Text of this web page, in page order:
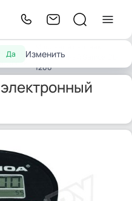
Да Изменить
электронный Samoa CL-
1200